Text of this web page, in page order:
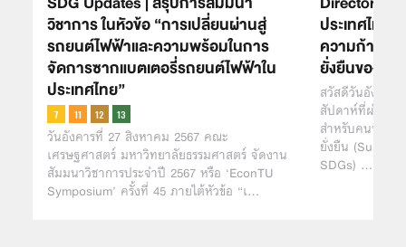
วิชาการ ในหัวข้อ “การเปลี่ยนผ่านสู่
รถยนต์ไฟฟ้าและความพร้อมในการ
จัดการซากแบตเตอรี่รถยนต์ไฟฟ้าใน
ประเทศไทย”
วันอังคารที่ 27 สิงหาคม 2567 คณะ
เศรษฐศาสตร์ มหาวิทยาลัยธรรมศาสตร์ จัดงาน
สัมมนาวิชาการประจำปี 2567 หรือ ‘EconTU
Symposium’ ครั้งที่ 45 ภายใต้หัวข้อ “เ…
ประเทศไทย
ความก้าวห
ยั่งยืนของปร
สวัสดีวันอังคาร
สัปดาห์ที่ผ่านม
สำหรับคนทำง
ยั่งยืน
SDGs) …